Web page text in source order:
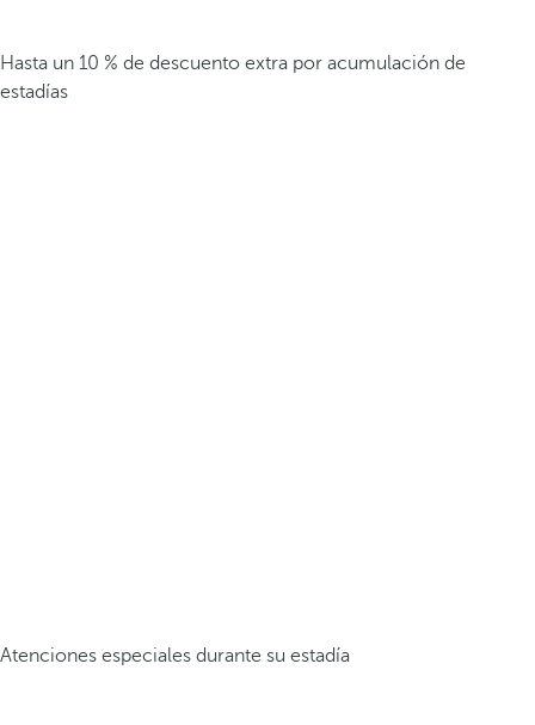
Hasta un 10 % de descuento extra por acumulación de
estadías
Atenciones especiales durante su estadía